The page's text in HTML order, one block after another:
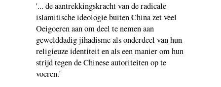
'... de aantrekkingskracht van de radicale
islamitische ideologie buiten China zet veel
Oeigoeren aan om deel te nemen aan
gewelddadig jihadisme als onderdeel van hun
religieuze identiteit en als een manier om hun
strijd tegen de Chinese autoriteiten op te
voeren.'